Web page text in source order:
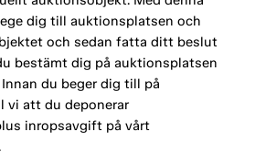
dig till auktionsplatsen och
och sedan fatta ditt beslut
bestämt dig på auktionsplatsen
du beger dig till på
vi att du deponerar
inropsavgift på vårt